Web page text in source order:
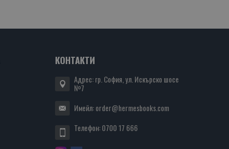
КОНТАКТИ
Адрес: гр. София, ул. Искърско шосе
№7
Имейл:order@hermesbooks.com
Телефон:0700 17 666